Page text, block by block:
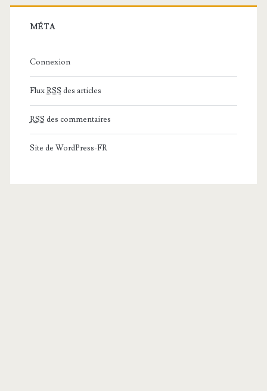
MÉTA
Connexion
FluxRSS des articles
RSS des commentaires
Site de WordPress-FR